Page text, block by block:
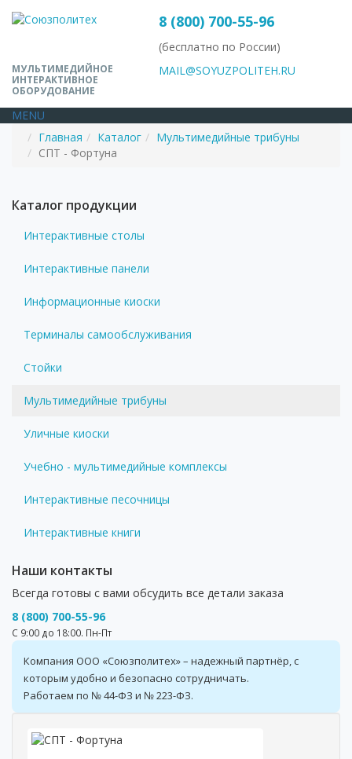
8 (800) 700-55-96
(бесплатно по России)
МУЛЬТИМЕДИЙНОЕ
ИНТЕРАКТИВНОЕ
ОБОРУДОВАНИЕ
MAIL@SOYUZPOLITEH.RU
MENU
Главная
Каталог
Мультимедийные трибуны
СПТ - Фортуна
Каталог продукции
Интерактивные столы
Интерактивные панели
Информационные киоски
Терминалы самообслуживания
Стойки
Мультимедийные трибуны
Уличные киоски
Учебно - мультимедийные комплексы
Интерактивные песочницы
Интерактивные книги
Наши контакты
Всегда готовы с вами обсудить все детали заказа
8 (800) 700-55-96
С 9:00 до 18:00. Пн-Пт
Компания ООО «Союзполитех» – надежный партнёр, с
которым удобно и безопасно сотрудничать.
Работаем по № 44-ФЗ и № 223-ФЗ.